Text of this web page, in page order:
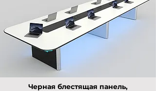
Черная блестящая панель,